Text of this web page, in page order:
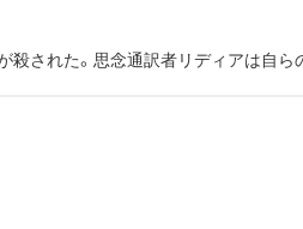
殺された。思念通訳者リディアは自